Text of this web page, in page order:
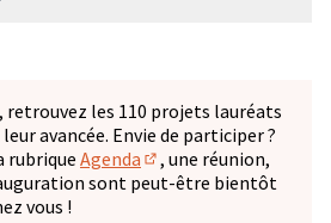
retrouvez les 110 projets lauréats
avancée. Envie de participer ?
rubrique Agenda
(S'ouvre dans un
, une réunion,
sont peut-être bientôt
vous !